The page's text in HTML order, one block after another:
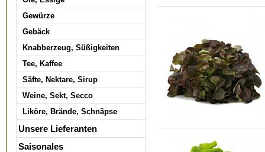
Gewürze
Gebäck
Knabberzeug, Süßigkeiten
Tee, Kaffee
Säfte, Nektare, Sirup
Weine, Sekt, Secco
Liköre, Brände, Schnäpse
Unsere Lieferanten
Saisonales